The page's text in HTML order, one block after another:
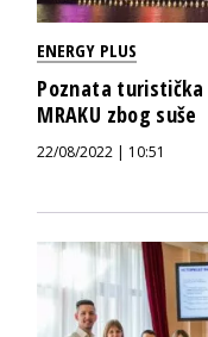
ENERGY PLUS
Poznata turistička
MRAKU zbog suše
22/08/2022 | 10:51